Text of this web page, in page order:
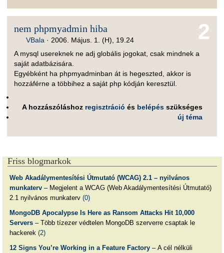
2
nem phpmyadmin hiba
VBala · 2006. Május. 1. (H), 19.24
A mysql usereknek ne adj globális jogokat, csak mindnek a
saját adatbázisára.
Egyébként ha phpmyadminban át is hegeszted, akkor is
hozzáférne a többihez a saját php kódján keresztül.
A hozzászóláshoz regisztráció és belépés szükséges
új téma
Friss blogmarkok
Web Akadálymentesítési Útmutató (WCAG) 2.1 – nyilvános
munkaterv– Megjelent a WCAG (Web Akadálymentesítési Útmutató)
2.1 nyilvános munkaterv (0)
MongoDB Apocalypse Is Here as Ransom Attacks Hit 10,000
Servers– Több tízezer védtelen MongoDB szerverre csaptak le
hackerek (2)
12 Signs You’re Working in a Feature Factory– A cél nélküli